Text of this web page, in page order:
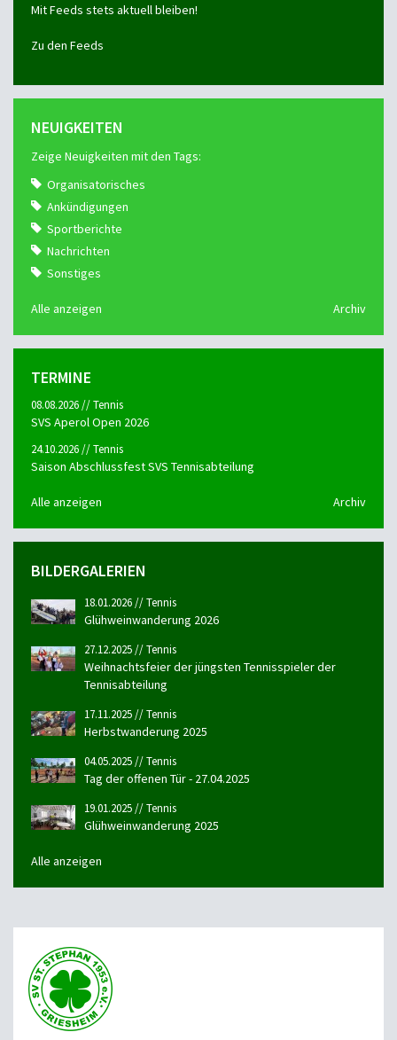
Mit Feeds stets aktuell bleiben!
Zu den Feeds
NEUIGKEITEN
Zeige Neuigkeiten mit den Tags:
Organisatorisches
Ankündigungen
Sportberichte
Nachrichten
Sonstiges
Alle anzeigen Archiv
TERMINE
08.08.2026 // Tennis
SVS Aperol Open 2026
24.10.2026 // Tennis
Saison Abschlussfest SVS Tennisabteilung
Alle anzeigen Archiv
BILDERGALERIEN
18.01.2026 // Tennis
Glühweinwanderung 2026
27.12.2025 // Tennis
Weihnachtsfeier der jüngsten Tennisspieler der
Tennisabteilung
17.11.2025 // Tennis
Herbstwanderung 2025
04.05.2025 // Tennis
Tag der offenen Tür - 27.04.2025
19.01.2025 // Tennis
Glühweinwanderung 2025
Alle anzeigen